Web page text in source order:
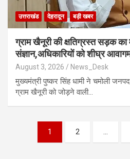
उत्तराखंड देहरादून बड़ी खबर
ग्राम खैनूरी की क्षतिग्रस्त सड़क
संज्ञान,अधिकारियों को शीघ्र
August 3, 2026 News_Desk
मुख्यमंत्री पुष्कर सिंह धामी ने चमोली
ग्राम खैनूरी को जोड़ने वाली…
navigation
1 2 …